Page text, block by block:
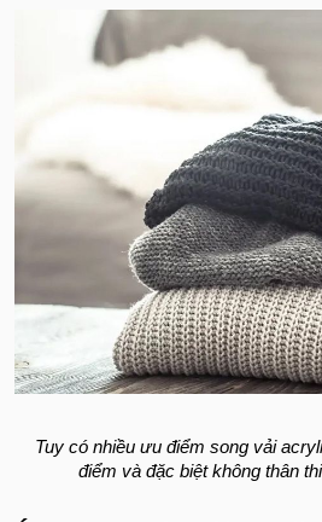
Tuy có nhiều ưu điểm song vải
điểm và đặc biệt không thân